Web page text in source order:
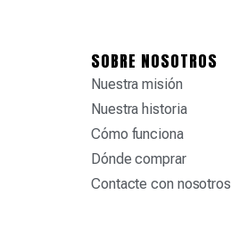
SOBRE NOSOTROS
Nuestra misión
Nuestra historia
Cómo funciona
Dónde comprar
Contacte con nosotros